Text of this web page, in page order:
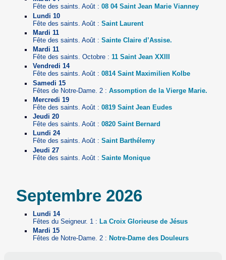
Fête des saints. Août : 08 04 Saint Jean Marie Vianney
Lundi 10
Fête des saints. Août : Saint Laurent
Mardi 11
Fête des saints. Août : Sainte Claire d’Assise.
Mardi 11
Fête des saints. Octobre : 11 Saint Jean XXIII
Vendredi 14
Fête des saints. Août : 0814 Saint Maximilien Kolbe
Samedi 15
Fêtes de Notre-Dame. 2 : Assomption de la Vierge Marie.
Mercredi 19
Fête des saints. Août : 0819 Saint Jean Eudes
Jeudi 20
Fête des saints. Août : 0820 Saint Bernard
Lundi 24
Fête des saints. Août : Saint Barthélemy
Jeudi 27
Fête des saints. Août : Sainte Monique
Septembre 2026
Lundi 14
Fêtes du Seigneur. 1 : La Croix Glorieuse de Jésus
Mardi 15
Fêtes de Notre-Dame. 2 : Notre-Dame des Douleurs